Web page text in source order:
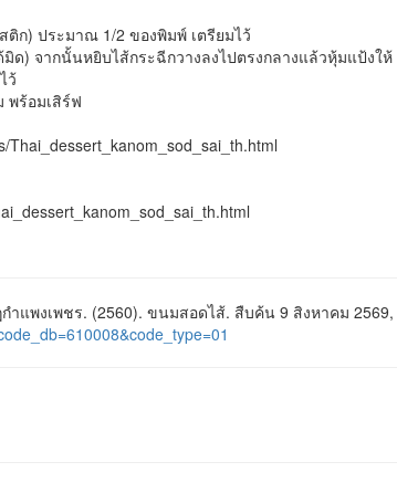
) ประมาณ 1/2 ของพิมพ์ เตรียมไว้
จากนั้นหยิบไส้กระฉีกวางลงไปตรงกลางแล้วหุ้มแป้งให้
ว้
ร้อมเสิร์ฟ
แพงเพชร. (2560). ขนมสอดไส้. สืบค้น 9 สิงหาคม 2569,